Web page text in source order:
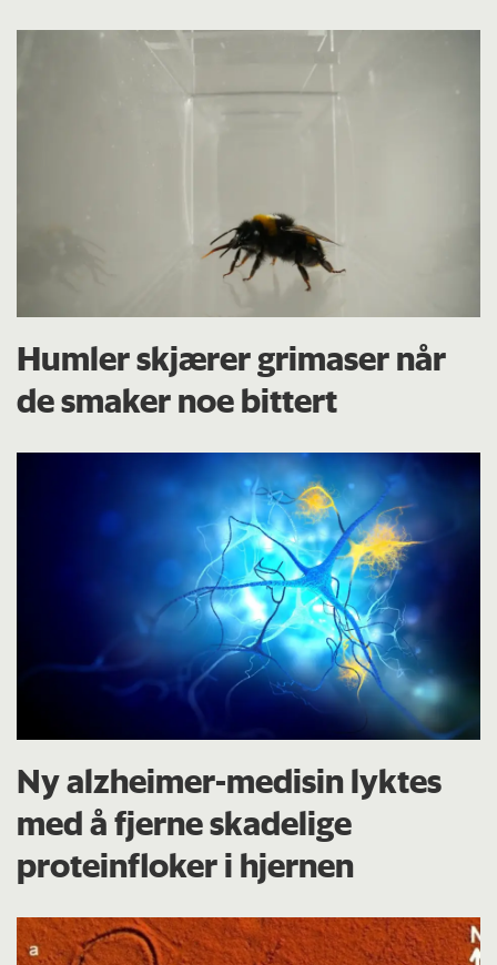
Humler skjærer grimaser når
de smaker noe bittert
Ny alzheimer-medisin lyktes
med å fjerne skadelige
proteinfloker i hjernen